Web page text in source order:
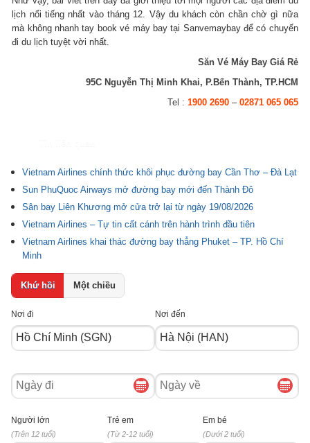
lịch nổi tiếng nhất vào tháng 12. Vậy du khách còn chần chờ gì nữa
mà không nhanh tay book vé máy bay tại Sanvemaybay để có chuyến
đi du lịch tuyệt vời nhất.
Săn Vé Máy Bay Giá Rẻ
95C Nguyễn Thị Minh Khai, P.Bến Thành, TP.HCM
Tel : 1900 2690– 02871 065 065
Vietnam Airlines chính thức khôi phục đường bay Cần Thơ – Đà Lạt
Sun PhuQuoc Airways mở đường bay mới đến Thành Đô
Sân bay Liên Khương mở cửa trở lại từ ngày 19/08/2026
Vietnam Airlines – Tự tin cất cánh trên hành trình đầu tiên
Vietnam Airlines khai thác đường bay thẳng Phuket – TP. Hồ Chí
Minh
Khứ hồi Một chiều
Nơi đi Nơi đến
Ngày
đi
Ngày
về
Người lớn
(Trên 12 tuổi)
Trẻ em
(Từ 2-12 tuổi)
Em bé
(Dưới 2 tuổi)